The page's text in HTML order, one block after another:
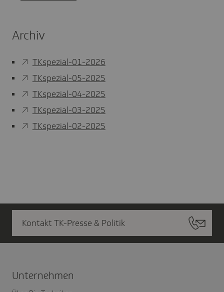
Archiv
TKspezial-01-2026
TKspezial-05-2025
TKspezial-04-2025
TKspezial-03-2025
TKspezial-02-2025
Kontakt TK-Presse & Politik
Unter­nehmen